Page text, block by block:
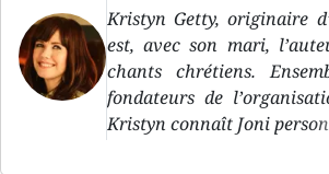
Kristyn Getty, originaire
est, avec son mari,
chants chrétiens.
fondateurs de
Kristyn connaît Joni